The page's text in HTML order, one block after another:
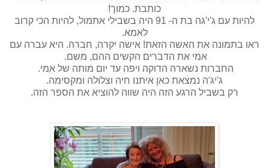
כותבת. כמוך!
להיות עם ג'י'גה בת ה- 91 היה בשבילי אתמול, להיות הכי קרוב
לאמא.
ראו בתמונה את האשה הזאת! אישה יקרה, חברה. היא עברה עם
אמי את הדברים הקשים ההם, משם.
החברות נשארה הדוקה ויפה עד יום מותה של אמי.
ג'יג'ה נמצאת כאן איתנו חיה וצלולה ומקסימה.
רק בשביל הרגע הזה היה שווה להוציא את הספר הזה.